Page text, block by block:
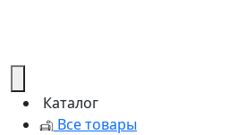
Каталог
Все товары